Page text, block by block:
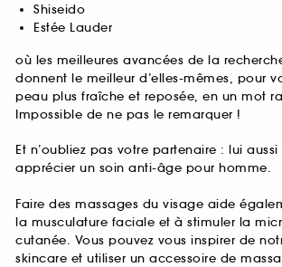
Shiseido
Estée Lauder
où les meilleures avancées de la
donnent le meilleur d’elles-mêmes, pour
peau plus fraîche et reposée, en un mot
Impossible de ne pas le remarquer !
Et n’oubliez pas votre partenaire : lui
apprécier un soin anti-âge pour homme.
Faire des massages du visage aide
la musculature faciale et à stimuler la
cutanée. Vous pouvez vous inspirer de
skincare et utiliser un accessoire de